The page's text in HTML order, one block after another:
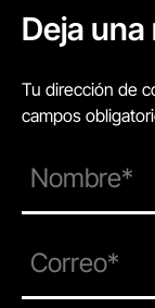
Deja
Tu dirección de
campos